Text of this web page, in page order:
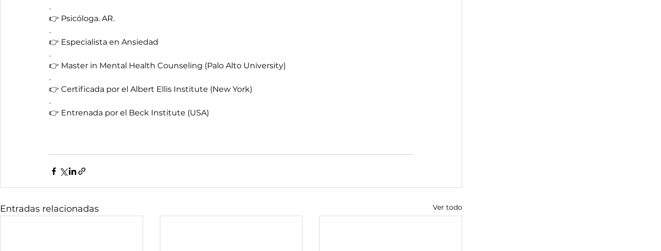
.
👉 Psicóloga. AR.
.
👉 Especialista en Ansiedad
.
👉 Master in Mental Health Counseling (Palo Alto University)
.
👉 Certificada por el Albert Ellis Institute (New York)
.
👉 Entrenada por el Beck Institute (USA)
Entradas relacionadas Ver todo